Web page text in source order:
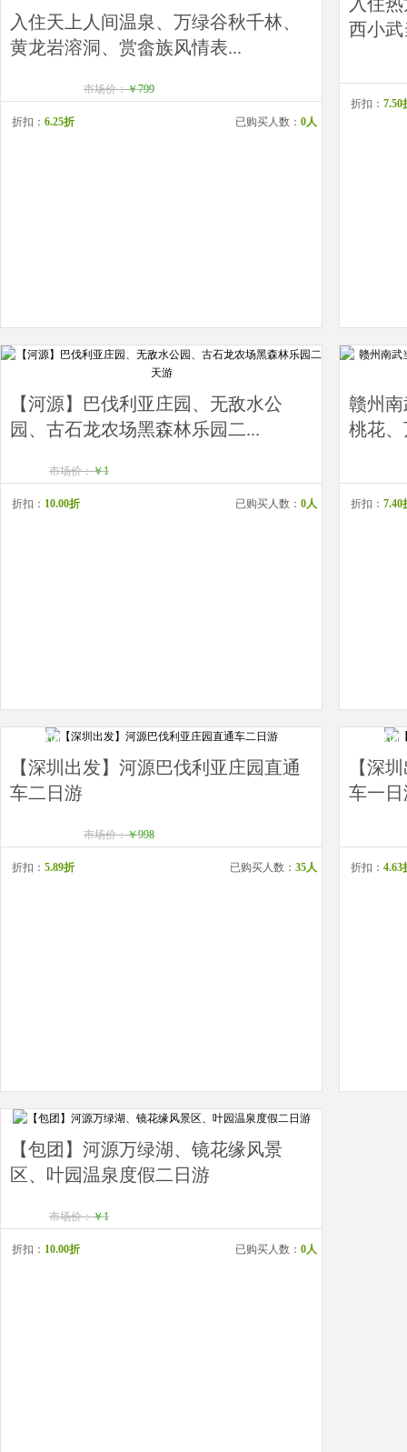
入住天上人间温泉、万绿谷秋千林、
黄龙岩溶洞、赏畲族风情表...
市场价：￥799
折扣： 6.25折 已购买人数： 0人
西小
折扣： 7.50
【河源】巴伐利亚庄园、无敌水公
园、古石龙农场黑森林乐园二...
市场价：￥1
折扣： 10.00折 已购买人数： 0人
赣州
桃花
折扣： 7.40
关注微信
【深圳出发】河源巴伐利亚庄园直通
车二日游
市场价：￥998
折扣： 5.89折 已购买人数： 35人
关注微信
【深
车一日
折扣： 4.63
【包团】河源万绿湖、镜花缘风景
区、叶园温泉度假二日游
市场价：￥1
折扣： 10.00折 已购买人数： 0人